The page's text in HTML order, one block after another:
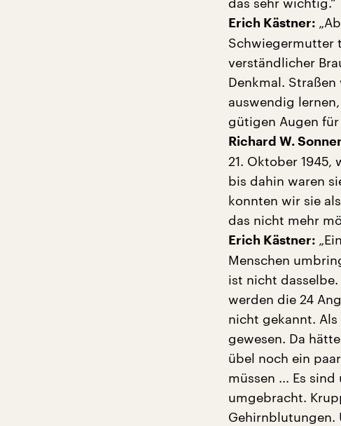
Erich Kästner:
Schwiegermutter
verständlicher
Denkmal.
auswendig
gütigen Augen für
Richard W.
21. Oktober
bis dahin waren
konnten wir sie
das nicht mehr
Erich Kästner:
Menschen
ist nicht
werden die 24
nicht gekannt.
gewesen. Da
übel noch ein
müssen ... Es
umgebracht.
Gehirnblutungen.